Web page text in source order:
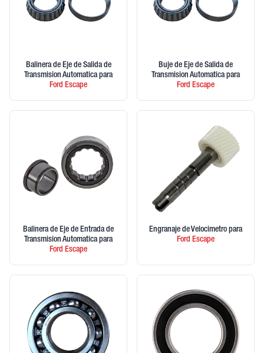
Balinera de Eje de Salida de
Transmision Automatica para
Ford Escape
Buje de Eje de Salida de
Transmision Automatica para
Ford Escape
Balinera de Eje de Entrada de
Transmision Automatica para
Ford Escape
Engranaje de Velocimetro para
Ford Escape